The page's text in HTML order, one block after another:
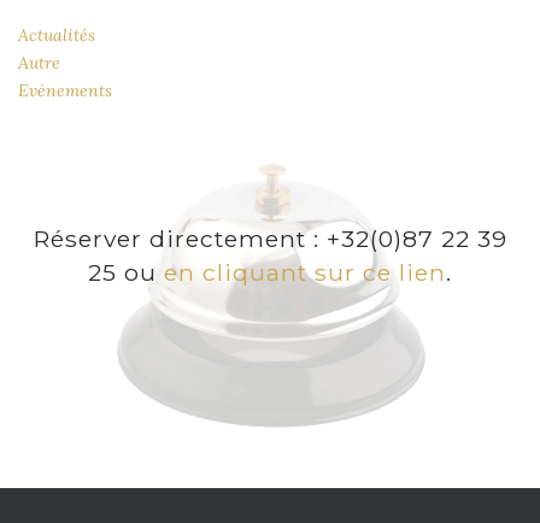
Actualités
Autre
Evénements
Réserver directement : +32(0)87 22 39
25 ou en cliquant sur ce lien.